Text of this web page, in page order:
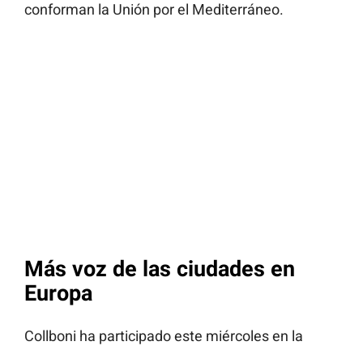
conforman la Unión por el Mediterráneo.
Más voz de las ciudades en
Europa
Collboni ha participado este miércoles en la